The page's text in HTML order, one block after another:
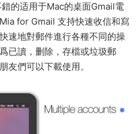
的适用于Mac的桌面Gmail電
for Gmail 支持快速收信和寫
速地對郵件進行各種不同的操
已讀，删除，存檔或垃圾郵
友們可以下載使用。